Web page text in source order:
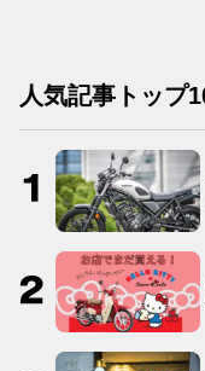
人気記事トップ